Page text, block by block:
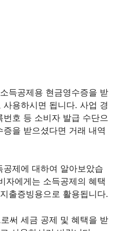
득공제용 현금영수증을 받
용하시면 됩니다. 사업 경
호 등 소비자 발급 수단으
증을 받으셨다면 거래 내역
제에 대하여 알아보았습
자에게는 소득공제의 혜택
출증빙용으로 활용됩니다.
써 세금 공제 및 혜택을 받